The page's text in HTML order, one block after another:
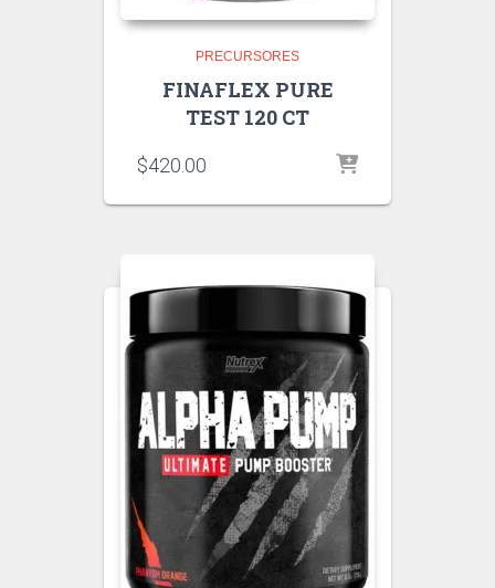
PRECURSORES
FINAFLEX PURE
TEST 120 CT
$420.00